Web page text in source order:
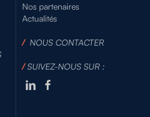
Nos partenaires
Actualités
/NOUS CONTACTER
/SUIVEZ-NOUS SUR :